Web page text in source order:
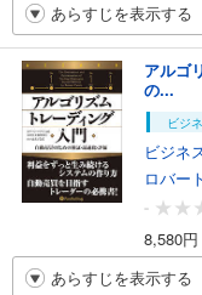
あらすじを表示する
アルゴ
の...
ビジ
ビジネ
ロバー
-
8,580
あらすじを表示する